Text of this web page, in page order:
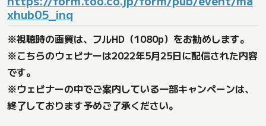
xhub05_inq
※視聴時の画質は、フルHD（1080p）をお勧めします。
※こちらのウェビナーは2022年5月25日に配信された内容
です。
※ウェビナーの中でご案内している一部キャンペーンは、
終了しております予めご了承ください。